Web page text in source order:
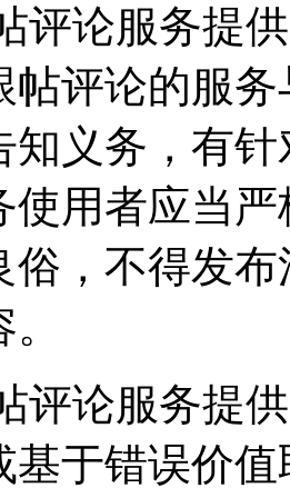
评论服务提
帖评论的服
知义务，有
使用者应当
俗，不得发
评论服务提
基于错误价